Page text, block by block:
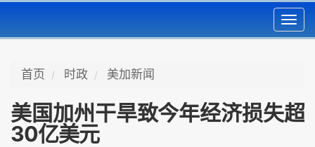
首页 时政 美加新闻
美国加州干旱致今年经济损失超
30亿美元